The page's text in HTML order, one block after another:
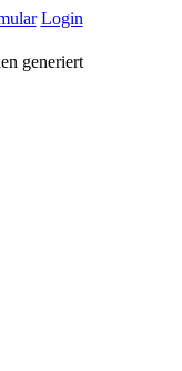
Login
generiert